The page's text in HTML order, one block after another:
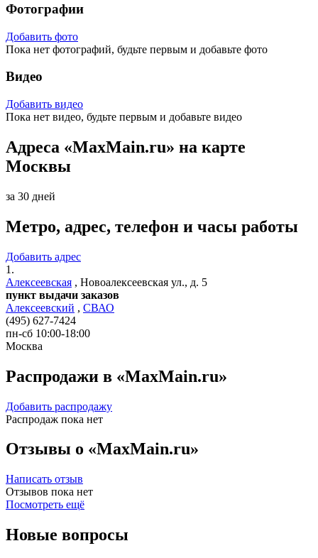
Фотографии
Добавить фото
Пока нет фотографий, будьте первым и добавьте фото
Видео
Добавить видео
Пока нет видео, будьте первым и добавьте видео
Адреса «MaxMain.ru» на карте
Москвы
за 30 дней
Метро, адрес, телефон и часы работы
Добавить адрес
1.
Алексеевская , Новоалексеевская ул., д. 5
пункт выдачи заказов
Алексеевский , СВАО
(495) 627-7424
пн-сб 10:00-18:00
Москва
Распродажи в «MaxMain.ru»
Добавить распродажу
Распродаж пока нет
Отзывы о «MaxMain.ru»
Написать отзыв
Отзывов пока нет
Посмотреть ещё
Новые вопросы